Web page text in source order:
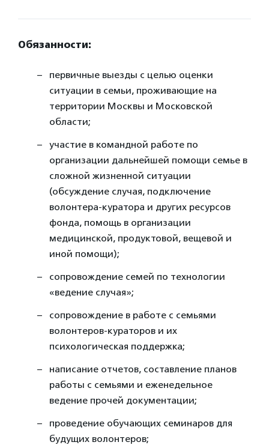
Обязанности:
первичные выезды с целью оценки
ситуации в семьи, проживающие на
территории Москвы и Московской
области;
участие в командной работе по
организации дальнейшей помощи семье в
сложной жизненной ситуации
(обсуждение случая, подключение
волонтера-куратора и других ресурсов
фонда, помощь в организации
медицинской, продуктовой, вещевой и
иной помощи);
сопровождение семей по технологии
«ведение случая»;
сопровождение в работе с семьями
волонтеров-кураторов и их
психологическая поддержка;
написание отчетов, составление планов
работы с семьями и еженедельное
ведение прочей документации;
проведение обучающих семинаров для
будущих волонтеров;